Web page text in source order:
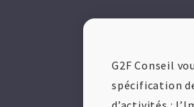
G2F Conseil
spécification